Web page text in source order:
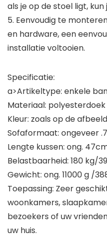
als je op de stoel ligt,
5. Eenvoudig te
en hardware, een
installatie voltooien.
Specificatie:
a>Artikeltype: enkele
Materiaal: polyesterdoek
Kleur: zoals op de
Sofaformaat: ongeveer
Lengte kussen: ong.
Belastbaarheid: 180 kg/
Gewicht: ong. 11000 g /
Toepassing: Zeer
woonkamers,
bezoekers of uw
uw huis.